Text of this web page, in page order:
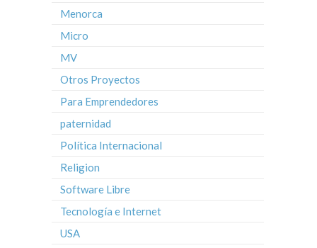
Menorca
Micro
MV
Otros Proyectos
Para Emprendedores
paternidad
Política Internacional
Religion
Software Libre
Tecnología e Internet
USA